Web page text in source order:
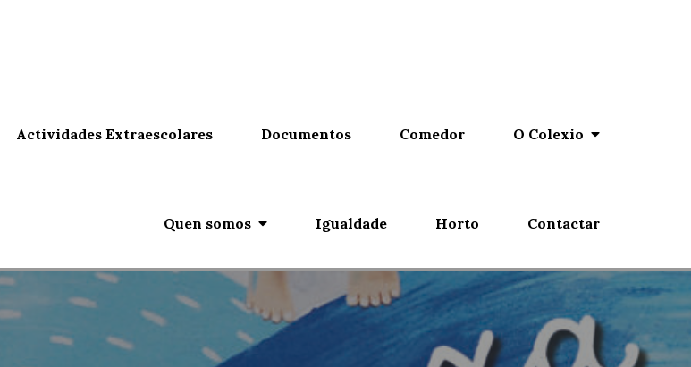
Actividades Extraescolares Documentos Comedor O Colexio
Quen somos Igualdade Horto Contactar